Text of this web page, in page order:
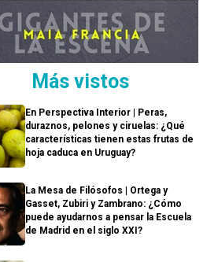
Más vistos
En Perspectiva Interior | Peras,
duraznos, pelones y ciruelas: ¿Qué
características tienen estas frutas de
hoja caduca en Uruguay?
La Mesa de Filósofos | Ortega y
Gasset, Zubiri y Zambrano: ¿Cómo
puede ayudarnos a pensar la Escuela
de Madrid en el siglo XXI?